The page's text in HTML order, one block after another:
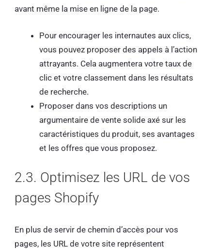
avant même la mise en ligne de la page.
Pour encourager les internautes aux clics,
vous pouvez proposer des appels à l’action
attrayants. Cela augmentera votre taux de
clic et votre classement dans les résultats
de recherche.
Proposer dans vos descriptions un
argumentaire de vente solide axé sur les
caractéristiques du produit, ses avantages
et les offres que vous proposez.
2.3. Optimisez les URL de vos
pages Shopify
En plus de servir de chemin d’accès pour vos
pages, les URL de votre site représentent